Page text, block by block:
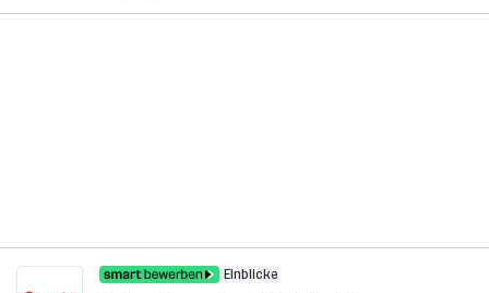
Einblicke